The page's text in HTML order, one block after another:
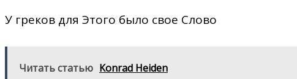
У греков для Этого было свое Слово
Читать статью Konrad Heiden